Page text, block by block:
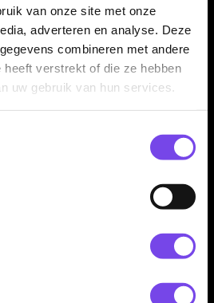
van onze site met onze
adverteren en analyse. Deze
combineren met andere
heeft verstrekt of die ze hebben
uw gebruik van hun services.